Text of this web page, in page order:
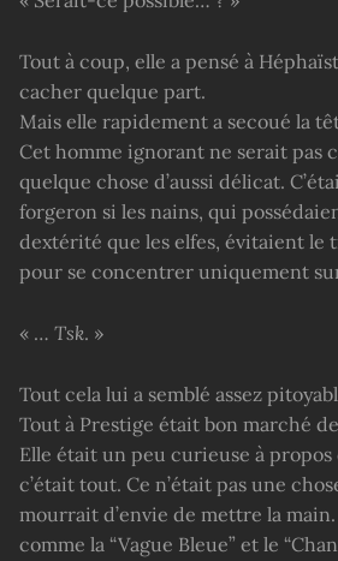
Tout à coup, elle a pensé à
cacher quelque part.
Mais elle rapidement a secoué la
Cet homme ignorant ne serait pas
quelque chose d’aussi délicat.
forgeron si les nains, qui
dextérité que les elfes, évitaient le
pour se concentrer uniquement
« … Tsk. »
Tout cela lui a semblé assez
Tout à Prestige était bon marché
Elle était un peu curieuse à propos
c’était tout. Ce n’était pas une
mourrait d’envie de mettre la main.
comme la “Vague Bleue” et le